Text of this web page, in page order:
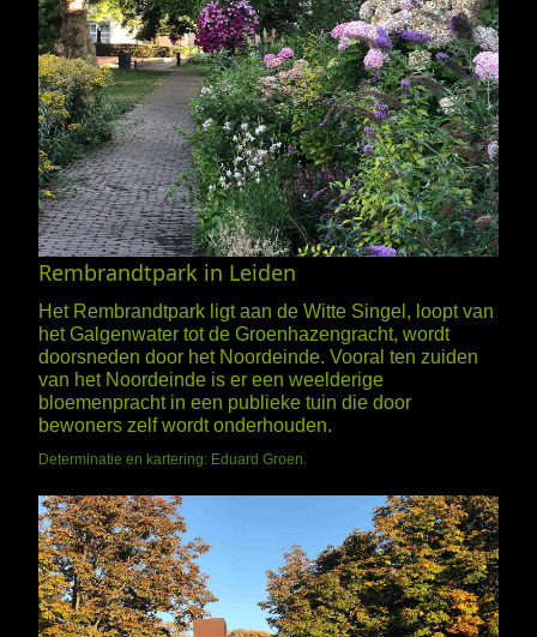
Rembrandtpark in Leiden
Het Rembrandtpark ligt aan de Witte Singel, loopt van
het Galgenwater tot de Groenhazengracht, wordt
doorsneden door het Noordeinde. Vooral ten zuiden
van het Noordeinde is er een weelderige
bloemenpracht in een publieke tuin die door
bewoners zelf wordt onderhouden.
Determinatie en kartering: Eduard Groen.